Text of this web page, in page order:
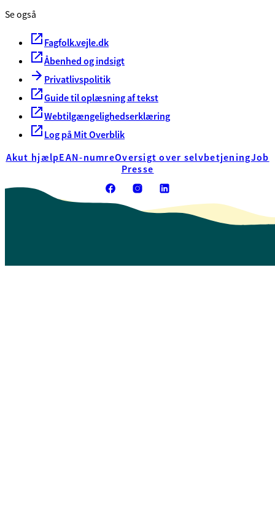
Se også
Fagfolk.vejle.dk
Åbenhed og indsigt
Privatlivspolitik
Guide til oplæsning af tekst
Webtilgængelighedserklæring
Log på Mit Overblik
Akut hjælpEAN-numreOversigt over selvbetjeningJob
Presse